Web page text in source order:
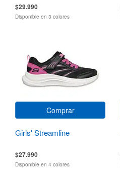
$29.990
Disponible en 3 colores
Comprar
Girls' Streamline
$27.990
Disponible en 4 colores